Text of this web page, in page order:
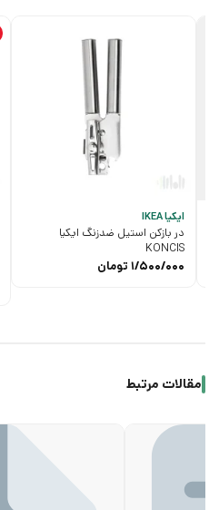
ایکیا IKEA
در بازکن استیل ضدزنگ ایکیا
KONCIS
1/500/000 تومان
مقالات مرتبط